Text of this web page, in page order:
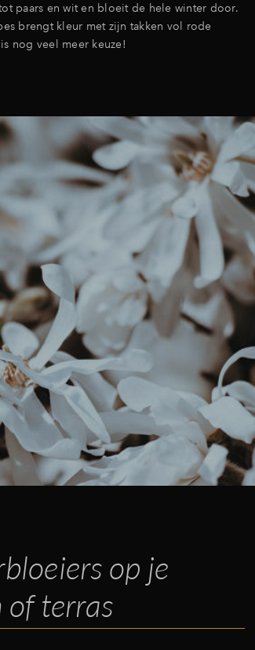
paars en wit en bloeit de hele winter door.
brengt kleur met zijn takken vol rode
nog veel meer keuze!
op je
of terras